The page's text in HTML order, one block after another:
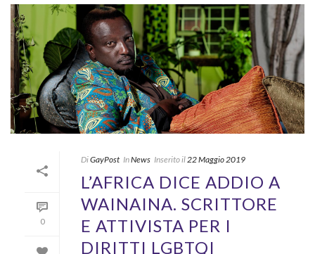
0
DiGayPost InNews Inserito il22 Maggio 2019
L’AFRICA DICE ADDIO A
WAINAINA. SCRITTORE
E ATTIVISTA PER I
DIRITTI LGBTQI